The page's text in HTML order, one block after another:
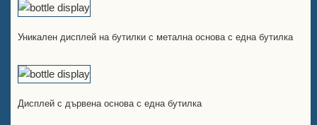
Уникален дисплей на бутилки с метална основа с една бутилка
Дисплей с дървена основа с една бутилка